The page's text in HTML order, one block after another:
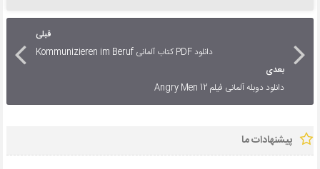
قبلی
دانلود PDF کتاب آلمانی Kommunizieren im Beruf
بعدی
دانلود دوبله آلمانی فیلم 12 Angry Men
پیشنهادات ما